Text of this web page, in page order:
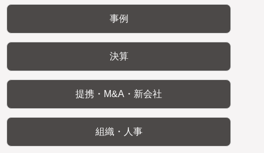
事例
決算
提携・M&A・新会社
組織・人事